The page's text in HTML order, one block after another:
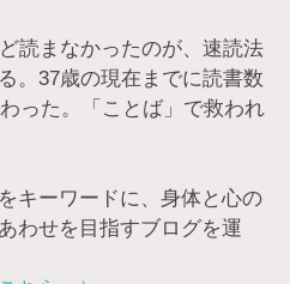
読まなかったのが、速読法
。37歳の現在までに読書数
った。「ことば」で救われ
キーワードに、身体と心の
わせを目指すブログを運